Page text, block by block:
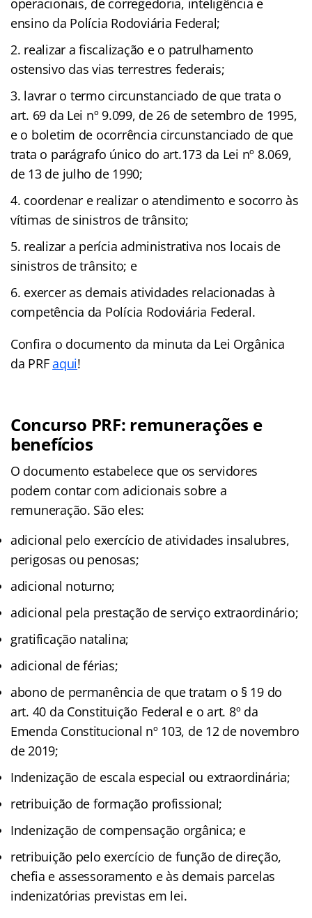
operacionais, de corregedoria, inteligência e
ensino da Polícia Rodoviária Federal;
realizar a fiscalização e o patrulhamento
ostensivo das vias terrestres federais;
lavrar o termo circunstanciado de que trata o
art. 69 da Lei nº 9.099, de 26 de setembro de 1995,
e o boletim de ocorrência circunstanciado de que
trata o parágrafo único do art.173 da Lei nº 8.069,
de 13 de julho de 1990;
coordenar e realizar o atendimento e socorro às
vítimas de sinistros de trânsito;
realizar a perícia administrativa nos locais de
sinistros de trânsito; e
exercer as demais atividades relacionadas à
competência da Polícia Rodoviária Federal.
Confira o documento da minuta da Lei Orgânica
da PRFaqui!
Concurso PRF: remunerações e
benefícios
O documento estabelece que os servidores
podem contar com adicionais sobre a
remuneração. São eles:
adicional pelo exercício de atividades insalubres,
perigosas ou penosas;
adicional noturno;
adicional pela prestação de serviço extraordinário;
gratificação natalina;
adicional de férias;
abono de permanência de que tratam o § 19 do
art. 40 da Constituição Federal e o art. 8º da
Emenda Constitucional nº 103, de 12 de novembro
de 2019;
Indenização de escala especial ou extraordinária;
retribuição de formação profissional;
Indenização de compensação orgânica; e
retribuição pelo exercício de função de direção,
chefia e assessoramento e às demais parcelas
indenizatórias previstas em lei.